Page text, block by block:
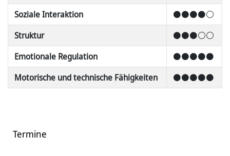
Soziale Interaktion
⚫⚫⚫⚫⚪
Struktur
⚫⚫⚫⚪⚪
Emotionale Regulation
⚫⚫⚫⚫⚫
Motorische und technische Fähigkeiten
⚫⚫⚫⚫⚫
Termine